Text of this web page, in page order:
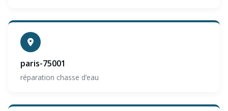
paris-75001
réparation chasse d’eau